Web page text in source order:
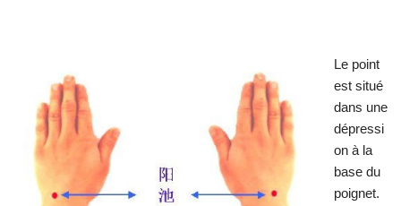
Le point
est situé
dans une
dépressi
on à la
base du
poignet.